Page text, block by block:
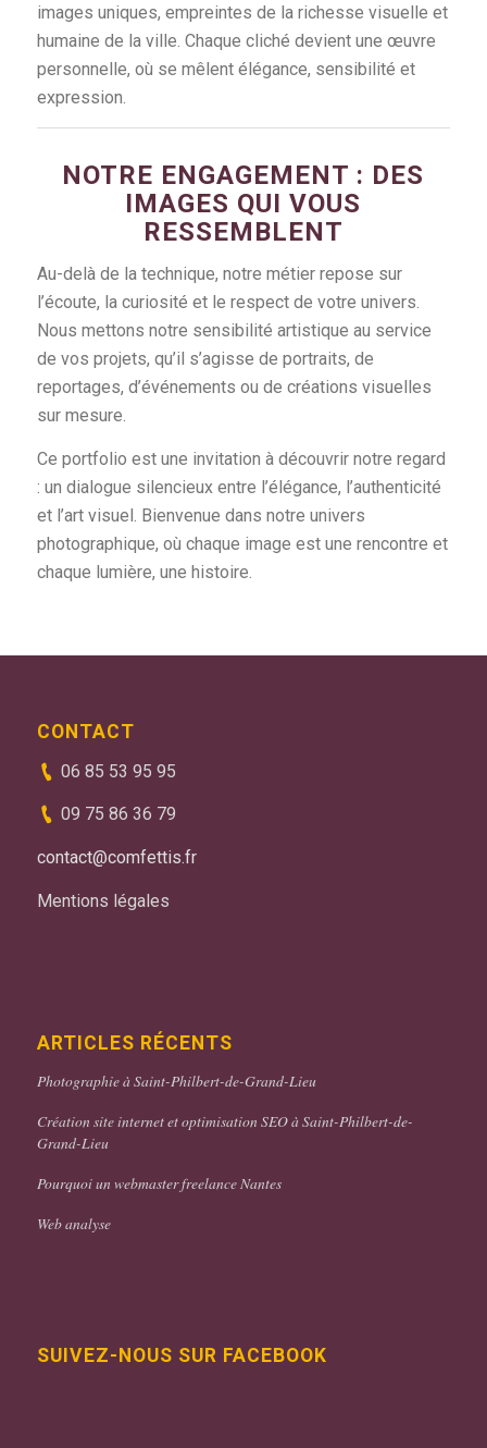
images uniques, empreintes de la richesse visuelle et
humaine de la ville. Chaque cliché devient une œuvre
personnelle, où se mêlent élégance, sensibilité et
expression.
NOTRE ENGAGEMENT : DES
IMAGES QUI VOUS
RESSEMBLENT
Au-delà de la technique, notre métier repose sur
l’écoute, la curiosité et le respect de votre univers.
Nous mettons notre sensibilité artistique au service
de vos projets, qu’il s’agisse de portraits, de
reportages, d’événements ou de créations visuelles
sur mesure.
Ce portfolio est une invitation à découvrir notre regard
: un dialogue silencieux entre l’élégance, l’authenticité
et l’art visuel. Bienvenue dans notre univers
photographique, où chaque image est une rencontre et
chaque lumière, une histoire.
CONTACT
06 85 53 95 95
09 75 86 36 79
contact@comfettis.fr
Mentions légales
ARTICLES RÉCENTS
Photographie à Saint-Philbert-de-Grand-Lieu
Création site internet et optimisation SEO à Saint-Philbert-de-
Grand-Lieu
Pourquoi un webmaster freelance Nantes
Web analyse
SUIVEZ-NOUS SUR FACEBOOK